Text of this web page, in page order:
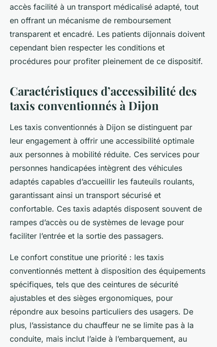
accès facilité à un transport médicalisé adapté, tout
en offrant un mécanisme de remboursement
transparent et encadré. Les patients dijonnais doivent
cependant bien respecter les conditions et
procédures pour profiter pleinement de ce dispositif.
Caractéristiques d’accessibilité des
taxis conventionnés à Dijon
Les taxis conventionnés à Dijon se distinguent par
leur engagement à offrir une accessibilité optimale
aux personnes à mobilité réduite. Ces services pour
personnes handicapées intègrent des véhicules
adaptés capables d’accueillir les fauteuils roulants,
garantissant ainsi un transport sécurisé et
confortable. Ces taxis adaptés disposent souvent de
rampes d’accès ou de systèmes de levage pour
faciliter l’entrée et la sortie des passagers.
Le confort constitue une priorité : les taxis
conventionnés mettent à disposition des équipements
spécifiques, tels que des ceintures de sécurité
ajustables et des sièges ergonomiques, pour
répondre aux besoins particuliers des usagers. De
plus, l’assistance du chauffeur ne se limite pas à la
conduite, mais inclut l’aide à l’embarquement, au